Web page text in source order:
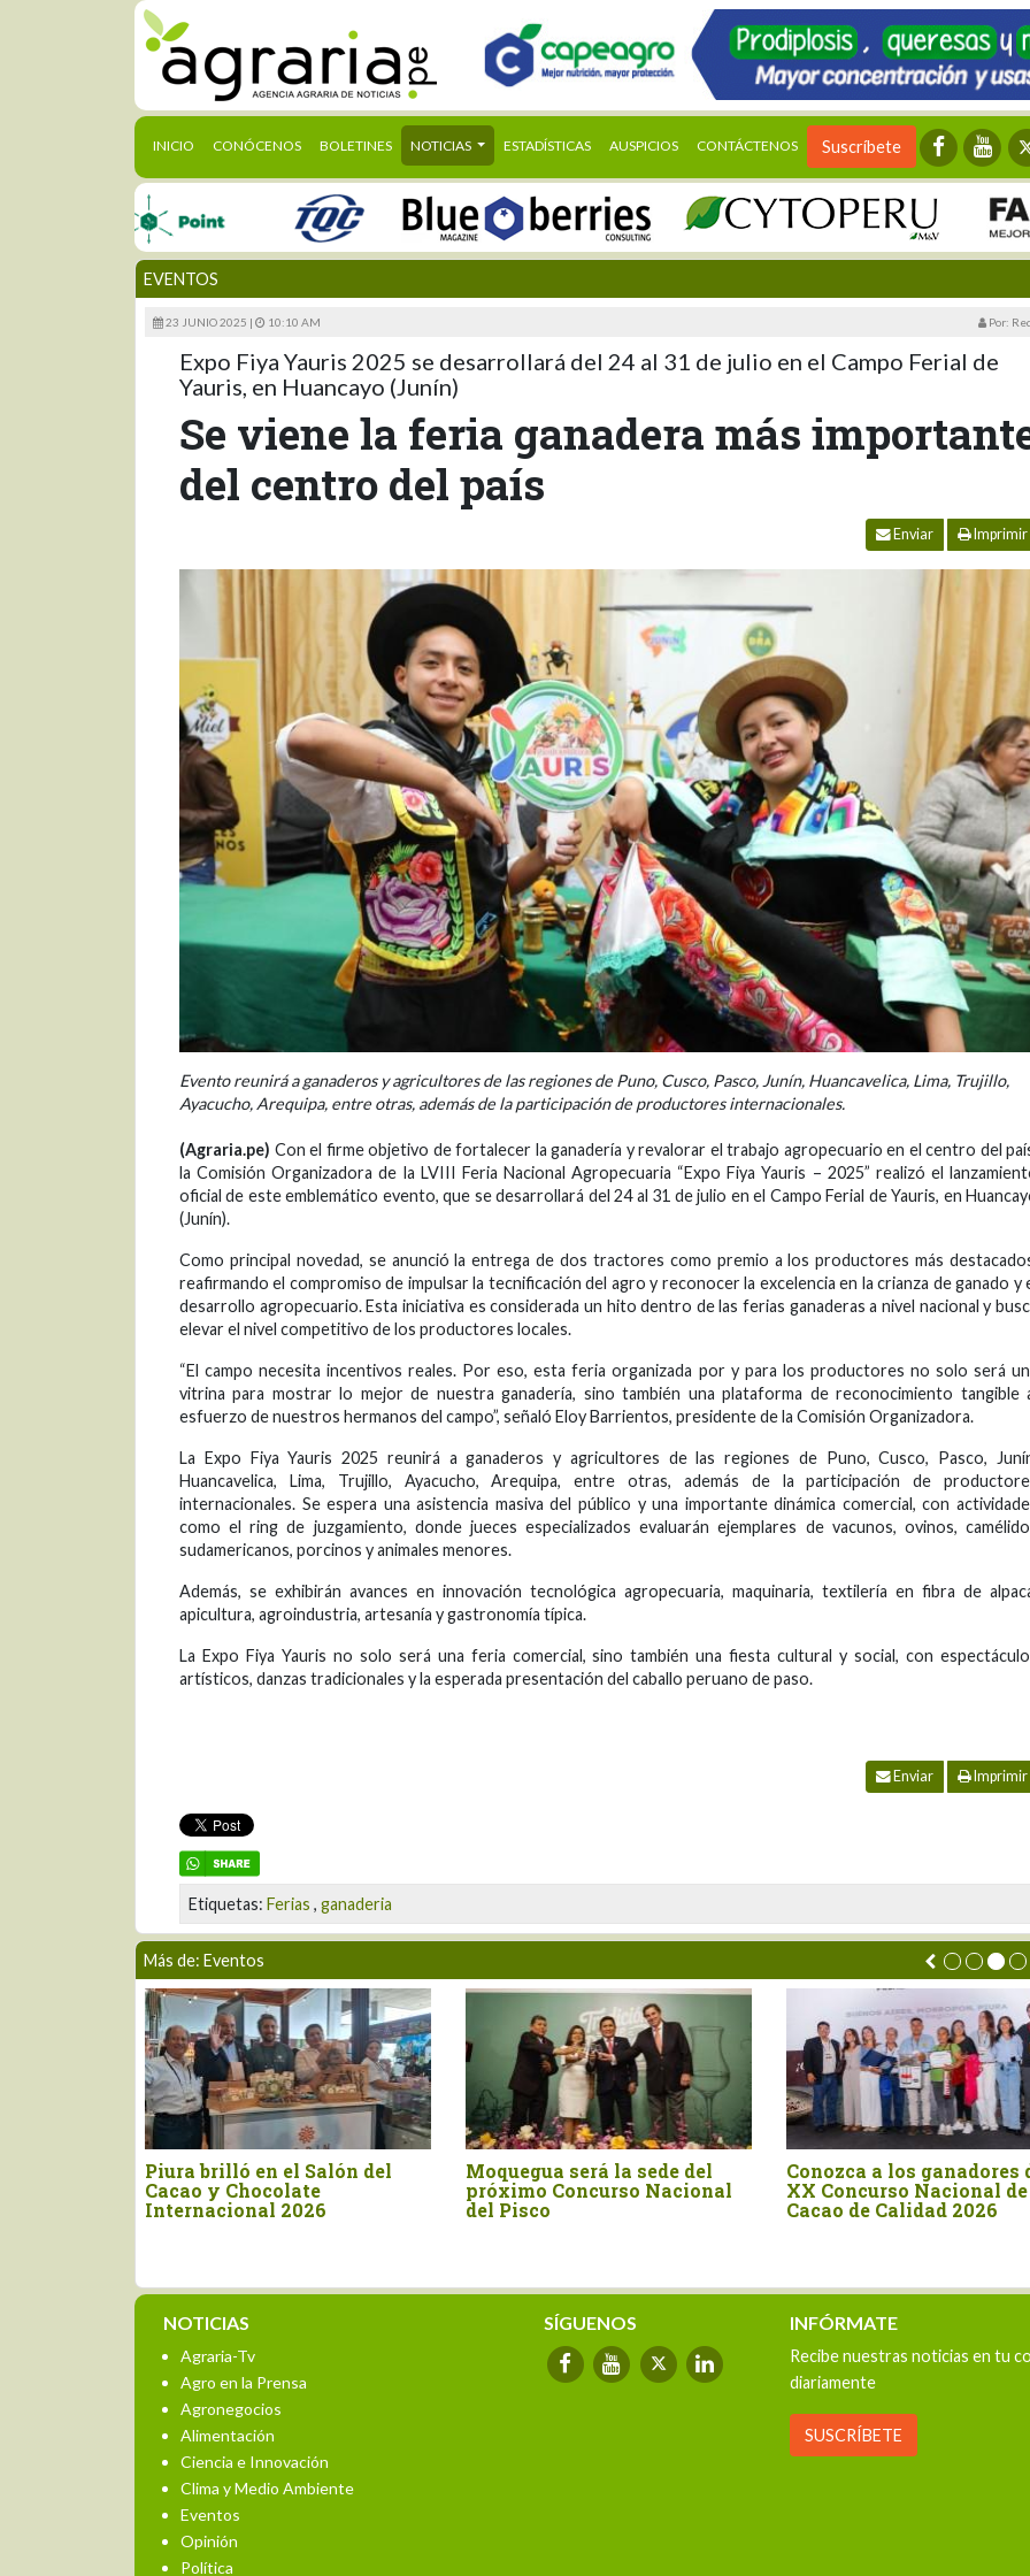
INICIO (CURRENT)
CONÓCENOS BOLETINES NOTICIAS ESTADÍSTICAS AUSPICIOS CONTÁCTENOS Suscríbete
EVENTOS
23 JUNIO 2025 | 10:10 AM Por:
Expo Fiya Yauris 2025 se desarrollará del 24 al 31 de julio en el Campo Ferial de
Yauris, en Huancayo (Junín)
Se viene la feria ganadera más
del centro del país
Enviar Imprimir
Evento reunirá a ganaderos y agricultores de las regiones de Puno, Cusco, Pasco, Junín, Huancavelica, Lima, Trujillo,
Ayacucho, Arequipa, entre otras, además de la participación de productores internacionales.
(Agraria.pe) Con el firme objetivo de fortalecer la ganadería y revalorar el trabajo agropecuario en el centro del
la Comisión Organizadora de la LVIII Feria Nacional Agropecuaria “Expo Fiya Yauris – 2025” realizó el
oficial de este emblemático evento, que se desarrollará del 24 al 31 de julio en el Campo Ferial de Yauris, en
(Junín).
Como principal novedad, se anunció la entrega de dos tractores como premio a los productores más
reafirmando el compromiso de impulsar la tecnificación del agro y reconocer la excelencia en la crianza de ganado y
desarrollo agropecuario. Esta iniciativa es considerada un hito dentro de las ferias ganaderas a nivel nacional y
elevar el nivel competitivo de los productores locales.
“El campo necesita incentivos reales. Por eso, esta feria organizada por y para los productores no solo será
vitrina para mostrar lo mejor de nuestra ganadería, sino también una plataforma de reconocimiento tangible
esfuerzo de nuestros hermanos del campo”, señaló Eloy Barrientos, presidente de la Comisión Organizadora.
La Expo Fiya Yauris 2025 reunirá a ganaderos y agricultores de las regiones de Puno, Cusco, Pasco,
Huancavelica, Lima, Trujillo, Ayacucho, Arequipa, entre otras, además de la participación de
internacionales. Se espera una asistencia masiva del público y una importante dinámica comercial, con
como el ring de juzgamiento, donde jueces especializados evaluarán ejemplares de vacunos, ovinos,
sudamericanos, porcinos y animales menores.
Además, se exhibirán avances en innovación tecnológica agropecuaria, maquinaria, textilería en fibra de
apicultura, agroindustria, artesanía y gastronomía típica.
La Expo Fiya Yauris no solo será una feria comercial, sino también una fiesta cultural y social, con
artísticos, danzas tradicionales y la esperada presentación del caballo peruano de paso.
Enviar Imprimir
Etiquetas: Ferias , ganaderia
Más de: Eventos
será la sede del
Concurso Nacional
Conozca a los ganadores del
XX Concurso Nacional de
Cacao de Calidad 2026
Organizaciones cacaoteras de
Cusco, Ayacucho y Junín
conquistan diez medallas en
Hoy la
del
NOTICIAS
Agraria-Tv
Agro en la Prensa
Agronegocios
Alimentación
Ciencia e Innovación
Clima y Medio Ambiente
Eventos
Opinión
Política
SÍGUENOS INFÓRMATE
Recibe nuestras noticias en tu
diariamente
SUSCRÍBETE